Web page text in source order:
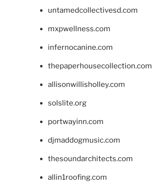
untamedcollectivesd.com
mxpwellness.com
infernocanine.com
thepaperhousecollection.com
allisonwillisholley.com
solslite.org
portwayinn.com
djmaddogmusic.com
thesoundarchitects.com
allin1roofing.com